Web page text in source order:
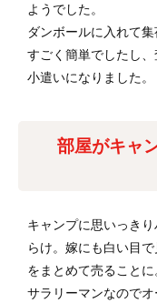
ようでした。
ダンボールに入れて
すごく簡単でしたし
小遣いになりました。
部屋がキャ
キャンプに思いっき
らけ。嫁にも白い目
をまとめて売ることに
サラリーマンなので